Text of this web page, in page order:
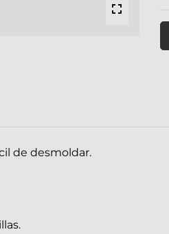
de desmoldar.